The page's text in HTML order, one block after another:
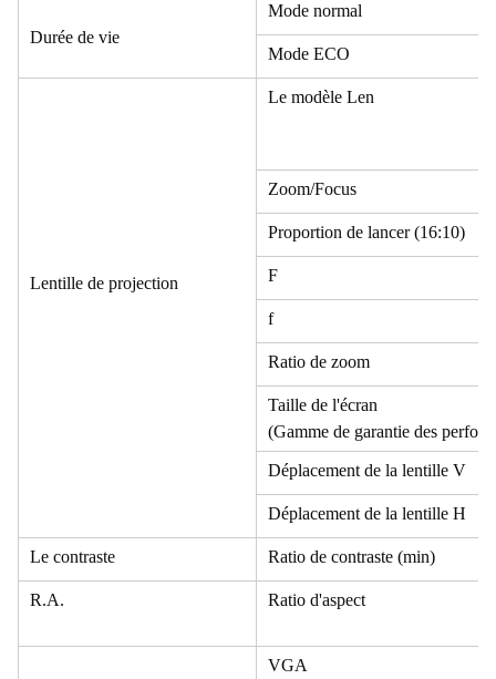
Durée de vie
Mode normal
Mode ECO
Lentille de projection
Le modèle Len
Zoom/Focus
Proportion de lancer (16:10)
F
f
Ratio de zoom
Taille de l'écran
(Gamme de garantie des
Déplacement de la lentille V
Déplacement de la lentille H
Le contraste Ratio de contraste (min)
R.A. Ratio d'aspect
VGA